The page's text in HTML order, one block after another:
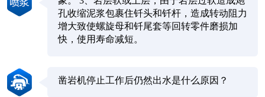
孔收缩泥浆包裹住钎头和钎杆，造成转动阻力
增大致使螺旋母和钎尾套等回转零件磨损加
快，使用寿命减短。
凿岩机停止工作后仍然出水是什么原因？